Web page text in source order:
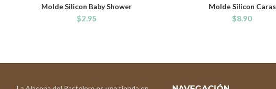
ADD TO CART
Molde Silicon Baby Shower
$2.95
ADD TO CART
Molde Silicon Caras
$8.90